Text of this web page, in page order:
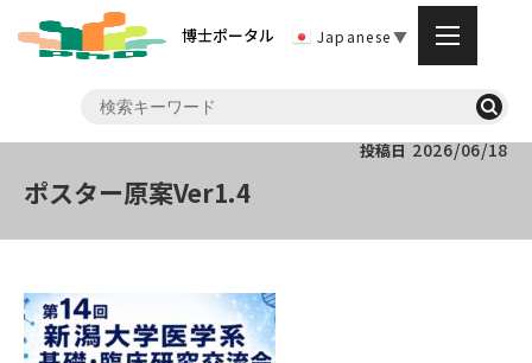
博士ポータル Japanese▼
投稿日 2026/06/18
ポスター原案Ver1.4